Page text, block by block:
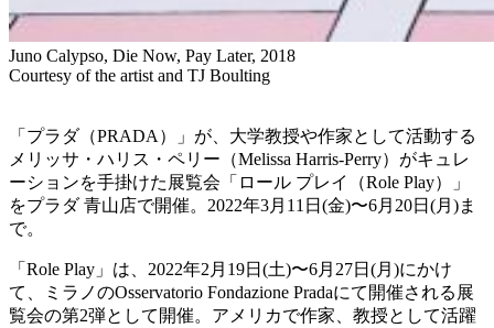
Juno Calypso, Die Now, Pay Later, 2018
Courtesy of the artist and TJ Boulting
「プラダ（PRADA）」が、大学教授や作家として活動する
メリッサ・ハリス・ペリー（Melissa Harris-Perry）がキュレ
ーションを手掛けた展覧会「ロール プレイ（Role Play）」
をプラダ 青山店で開催。2022年3月11日(金)〜6月20日(月)ま
で。
「Role Play」は、2022年2月19日(土)〜6月27日(月)にかけ
て、ミラノのOsservatorio Fondazione Pradaにて開催される展
覧会の第2弾として開催。アメリカで作家、教授として活躍